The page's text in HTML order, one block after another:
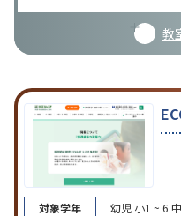
教
対象学年 幼児 小1 ~ 6